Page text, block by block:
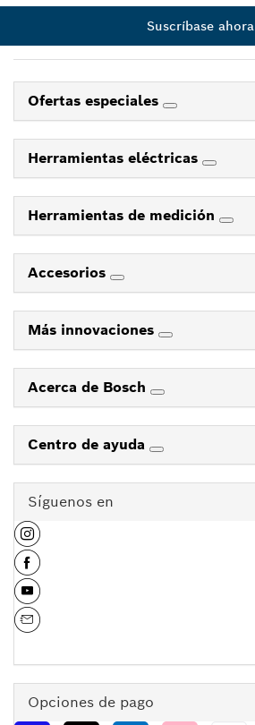
Suscríbase ahora
Ofertas especiales
Herramientas eléctricas
Herramientas de medición
Accesorios
Más innovaciones
Acerca de Bosch
Centro de ayuda
Síguenos en
Opciones de pago